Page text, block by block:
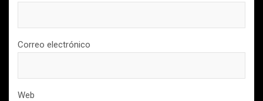
Correo electrónico
Web